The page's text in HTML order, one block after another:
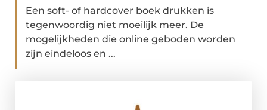
Een soft- of hardcover boek drukken is
tegenwoordig niet moeilijk meer. De
mogelijkheden die online geboden worden
zijn eindeloos en ...